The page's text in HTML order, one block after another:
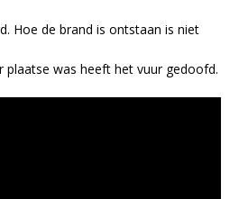
Hoe de brand is ontstaan is niet
plaatse was heeft het vuur gedoofd.